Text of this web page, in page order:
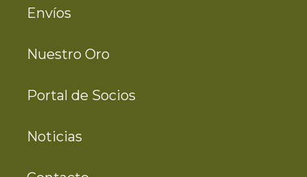
Envíos
Nuestro Oro
Portal de Socios
Noticias